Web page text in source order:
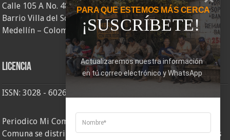
Calle 105 A No. 48AA – 58
Barrio Villa del Socorro
Medellín – Colombia
Licencia
ISSN: 3028 - 6026
Periodico Mi Comuna 2, elaborado por Corporación Mi
Comuna se distribuye bajo unaLicencia Creative Commons
PARA QUE ESTEMOS MÁS CERCA
¡SUSCRÍBETE!
Actualizaremos nuestra información
en tú correo electrónico y WhatsApp